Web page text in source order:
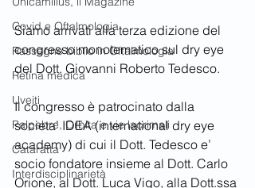
Covid e Oftalmologia
Rassegne biblio in Oftalmologia
Retina medica
Uveiti
Palpebre, Orbita e vie lacrimali
Cataratta
Interdisciplinarietà
Siamo arrivati alla terza edizione del
congresso monotematico sul dry eye
del Dott. Giovanni Roberto Tedesco.
Il congresso è patrocinato dalla
societa’ IDEA (international dry eye
academy) di cui il Dott. Tedesco e’
socio fondatore insieme al Dott. Carlo
Orione, al Dott. Luca Vigo, alla Dott.ssa